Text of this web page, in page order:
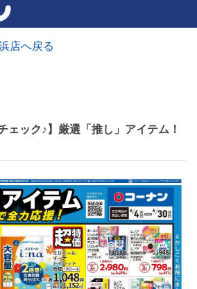
店へ戻る
ェック♪】厳選「推し」アイテム！